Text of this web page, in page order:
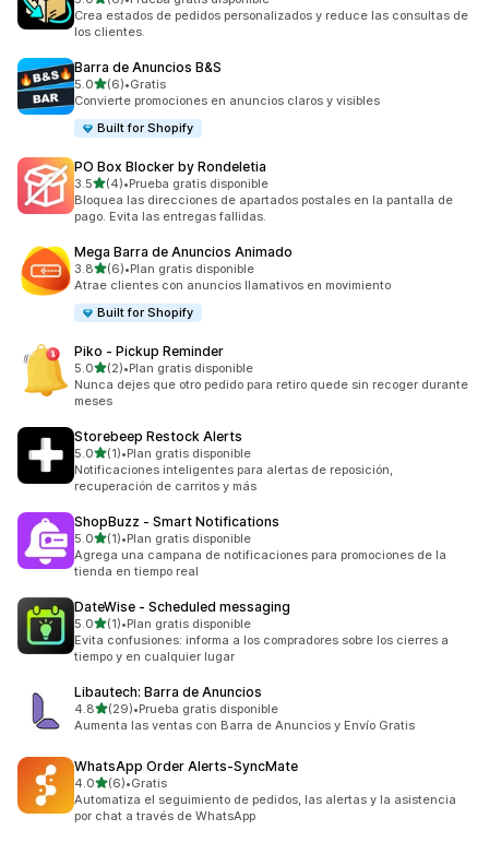
6 reseñas en total
Crea estados de pedidos personalizados y reduce las consultas de
los clientes.
Barra de Anuncios B&S
5.0de 5 estrellas
(6)
6 reseñas en total
•Gratis
Convierte promociones en anuncios claros y visibles
Built for Shopify
PO Box Blocker by Rondeletia
3.5de 5 estrellas
(4)
4 reseñas en total
•Prueba gratis disponible
Bloquea las direcciones de apartados postales en la pantalla de
pago. Evita las entregas fallidas.
Mega Barra de Anuncios Animado
3.8de 5 estrellas
(6)
6 reseñas en total
•Plan gratis disponible
Atrae clientes con anuncios llamativos en movimiento
Built for Shopify
Piko ‑ Pickup Reminder
5.0de 5 estrellas
(2)
2 reseñas en total
•Plan gratis disponible
Nunca dejes que otro pedido para retiro quede sin recoger durante
meses
Storebeep Restock Alerts
5.0de 5 estrellas
(1)
1 reseñas en total
•Plan gratis disponible
Notificaciones inteligentes para alertas de reposición,
recuperación de carritos y más
ShopBuzz ‑ Smart Notifications
5.0de 5 estrellas
(1)
1 reseñas en total
•Plan gratis disponible
Agrega una campana de notificaciones para promociones de la
tienda en tiempo real
DateWise ‑ Scheduled messaging
5.0de 5 estrellas
(1)
1 reseñas en total
•Plan gratis disponible
Evita confusiones: informa a los compradores sobre los cierres a
tiempo y en cualquier lugar
Libautech: Barra de Anuncios
4.8de 5 estrellas
(29)
29 reseñas en total
•Prueba gratis disponible
Aumenta las ventas con Barra de Anuncios y Envío Gratis
WhatsApp Order Alerts‑SyncMate
4.0de 5 estrellas
(6)
6 reseñas en total
•Gratis
Automatiza el seguimiento de pedidos, las alertas y la asistencia
por chat a través de WhatsApp